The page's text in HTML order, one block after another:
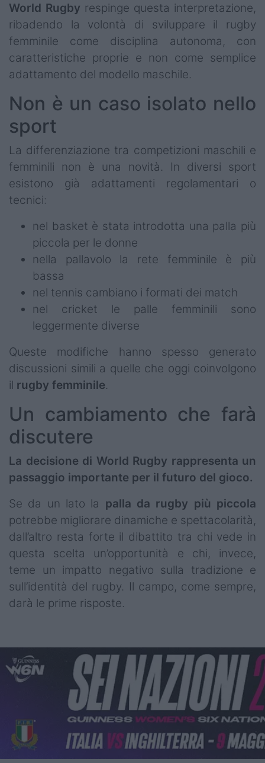
World Rugby respinge questa interpretazione,
ribadendo la volontà di sviluppare il rugby
femminile come disciplina autonoma, con
caratteristiche proprie e non come semplice
adattamento del modello maschile.
Non è un caso isolato nello
sport
La differenziazione tra competizioni maschili e
femminili non è una novità. In diversi sport
esistono già adattamenti regolamentari o
tecnici:
nel basket è stata introdotta una palla più
piccola per le donne
nella pallavolo la rete femminile è più
bassa
nel tennis cambiano i formati dei match
nel cricket le palle femminili sono
leggermente diverse
Queste modifiche hanno spesso generato
discussioni simili a quelle che oggi coinvolgono
il rugby femminile.
Un cambiamento che farà
discutere
La decisione di World Rugby rappresenta un
passaggio importante per il futuro del gioco.
Se da un lato la palla da rugby più piccola
potrebbe migliorare dinamiche e spettacolarità,
dall’altro resta forte il dibattito tra chi vede in
questa scelta un’opportunità e chi, invece,
teme un impatto negativo sulla tradizione e
sull’identità del rugby. Il campo, come sempre,
darà le prime risposte.